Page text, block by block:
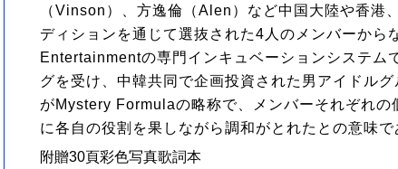
（Vinson）、方逸倫（Alen）など中国大陸や香港
ディションを通じて選抜された4人のメンバーから
Entertainmentの専門インキュベーションシステム
グを受け、中韓共同で企画投資された男アイドル
がMystery Formulaの略称で、メンバーそれぞれの
に各自の役割を果しながら調和がとれたとの意味で
附贈30頁彩色写真歌詞本